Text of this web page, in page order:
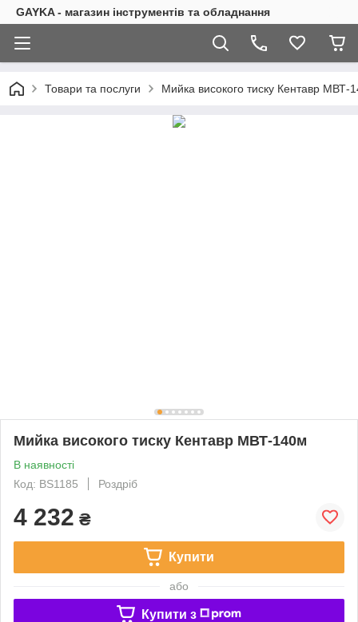
GAYKA - магазин інструментів та обладнання
Товари та послуги Мийка високого тиску Кентавр МВТ-
Мийка високого тиску Кентавр МВТ-140м
В наявності
Код: BS1185
Роздріб
4 232 ₴
Купити
або
Купити з